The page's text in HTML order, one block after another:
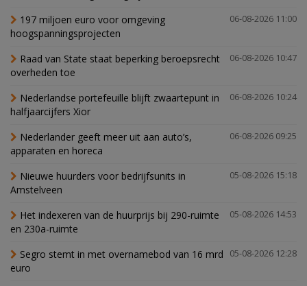
06-08-2026 11:00
197 miljoen euro voor omgeving
hoogspanningsprojecten
06-08-2026 10:47
Raad van State staat beperking beroepsrecht
overheden toe
06-08-2026 10:24
Nederlandse portefeuille blijft zwaartepunt in
halfjaarcijfers Xior
06-08-2026 09:25
Nederlander geeft meer uit aan auto’s,
apparaten en horeca
05-08-2026 15:18
Nieuwe huurders voor bedrijfsunits in
Amstelveen
05-08-2026 14:53
Het indexeren van de huurprijs bij 290-ruimte
en 230a-ruimte
05-08-2026 12:28
Segro stemt in met overnamebod van 16 mrd
euro